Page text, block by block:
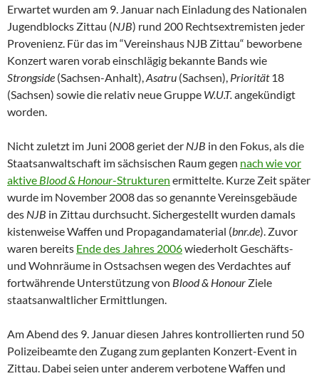
Erwartet wurden am 9. Januar nach Einladung des Nationalen
Jugendblocks Zittau (NJB) rund 200 Rechtsextremisten jeder
Provenienz. Für das im “Vereinshaus NJB Zittau“ beworbene
Konzert waren vorab einschlägig bekannte Bands wie
Strongside (Sachsen-Anhalt),Asatru (Sachsen), Priorität18
(Sachsen) sowie die relativ neue Gruppe W.U.T.angekündigt
worden.
Nicht zuletzt im Juni 2008 geriet der NJB in den Fokus, als die
Staatsanwaltschaft im sächsischen Raum gegen nach wie vor
aktive Blood & Honour-Strukturen ermittelte. Kurze Zeit später
wurde im November 2008 das so genannte Vereinsgebäude
des NJB in Zittau durchsucht. Sichergestellt wurden damals
kistenweise Waffen und Propagandamaterial (bnr.de). Zuvor
waren bereits Ende des Jahres 2006wiederholt Geschäfts-
und Wohnräume in Ostsachsen wegen des Verdachtes auf
fortwährende Unterstützung von Blood & Honour Ziele
staatsanwaltlicher Ermittlungen.
Am Abend des 9. Januar diesen Jahres kontrollierten rund 50
Polizeibeamte den Zugang zum geplanten Konzert-Event in
Zittau. Dabei seien unter anderem verbotene Waffen und